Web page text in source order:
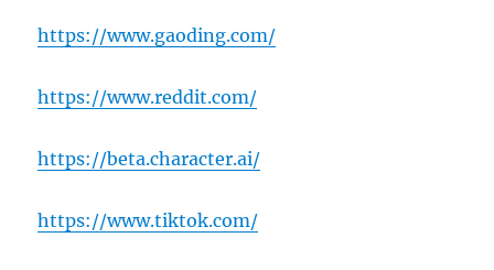
https://www.gaoding.com/
https://www.reddit.com/
https://beta.character.ai/
https://www.tiktok.com/